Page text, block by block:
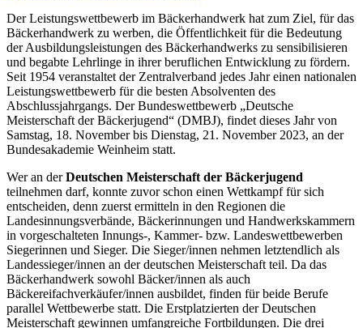
Der Leistungswettbewerb im Bäckerhandwerk hat zum Ziel, für das
Bäckerhandwerk zu werben, die Öffentlichkeit für die Bedeutung
der Ausbildungsleistungen des Bäckerhandwerks zu sensibilisieren
und begabte Lehrlinge in ihrer beruflichen Entwicklung zu fördern.
Seit 1954 veranstaltet der Zentralverband jedes Jahr einen nationalen
Leistungswettbewerb für die besten Absolventen des
Abschlussjahrgangs. Der Bundeswettbewerb „Deutsche
Meisterschaft der Bäckerjugend“ (DMBJ), findet dieses Jahr von
Samstag, 18. November bis Dienstag, 21. November 2023, an der
Bundesakademie Weinheim statt.
Wer an derDeutschen Meisterschaft der Bäckerjugend
teilnehmen darf, konnte zuvor schon einen Wettkampf für sich
entscheiden, denn zuerst ermitteln in den Regionen die
Landesinnungsverbände, Bäckerinnungen und Handwerkskammern
in vorgeschalteten Innungs-, Kammer- bzw. Landeswettbewerben
Siegerinnen und Sieger. Die Sieger/innen nehmen letztendlich als
Landessieger/innen an der deutschen Meisterschaft teil. Da das
Bäckerhandwerk sowohl Bäcker/innen als auch
Bäckereifachverkäufer/innen ausbildet, finden für beide Berufe
parallel Wettbewerbe statt. Die Erstplatzierten der Deutschen
Meisterschaft gewinnen umfangreiche Fortbildungen. Die drei